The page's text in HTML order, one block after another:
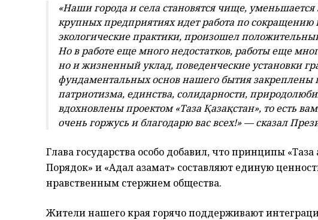
«Наши города и села становятся чище,
крупных предприятиях идет работа по
экологические практики, произошел
Но в работе еще много недостатков, работы еще
но и жизненный уклад, поведенческие установки
фундаментальных основ нашего бытия закреплены
патриотизма, единства, солидарности,
вдохновлены проектом «Таза Қазақстан», то есть
очень горжусь и благодарю вас всех!» — сказал
Глава государства особо добавил, что принципы «Таза
Порядок» и «Адал азамат» составляют единую
нравственным стержнем общества.
Жители нашего края горячо поддерживают